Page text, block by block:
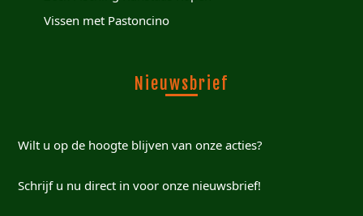
Vissen met Pastoncino
Nieuwsbrief
Wilt u op de hoogte blijven van onze acties?
Schrijf u nu direct in voor onze nieuwsbrief!